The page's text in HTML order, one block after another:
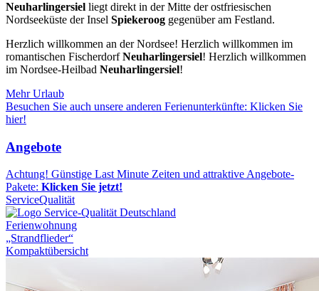
Neuharlingersiel liegt direkt in der Mitte der ostfriesischen
Nordseeküste der Insel Spiekeroog gegenüber am Festland.
Herzlich willkommen an der Nordsee! Herzlich willkommen im
romantischen FischerdorfNeuharlingersiel! Herzlich willkommen
im Nordsee-Heilbad Neuharlingersiel!
Mehr Urlaub
Besuchen Sie auch unsere anderen Ferienunterkünfte: Klicken Sie
hier!
Angebote
Achtung! Günstige Last Minute Zeiten und attraktive Angebote-
Pakete: Klicken Sie jetzt!
ServiceQualität
Ferienwohnung
„Strandflieder“
Kompaktübersicht